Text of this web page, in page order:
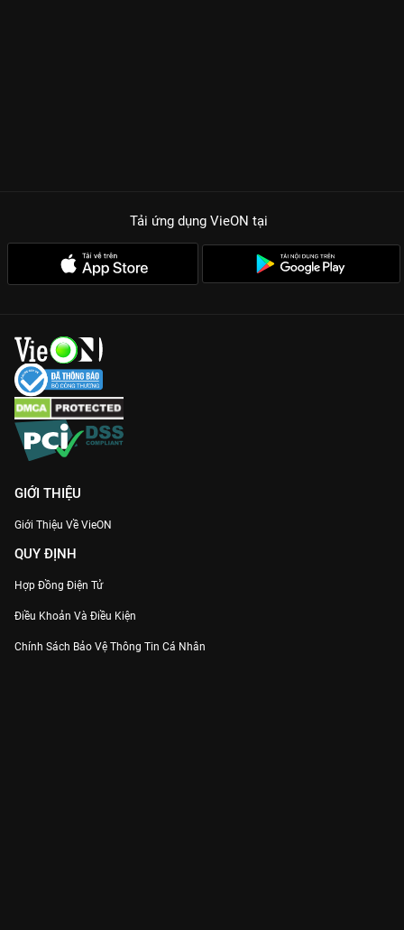
Tải ứng dụng VieON tại
GIỚI THIỆU
Giới Thiệu Về VieON
QUY ĐỊNH
Hợp Đồng Điện Tử
Điều Khoản Và Điều Kiện
Chính Sách Bảo Vệ Thông Tin Cá Nhân